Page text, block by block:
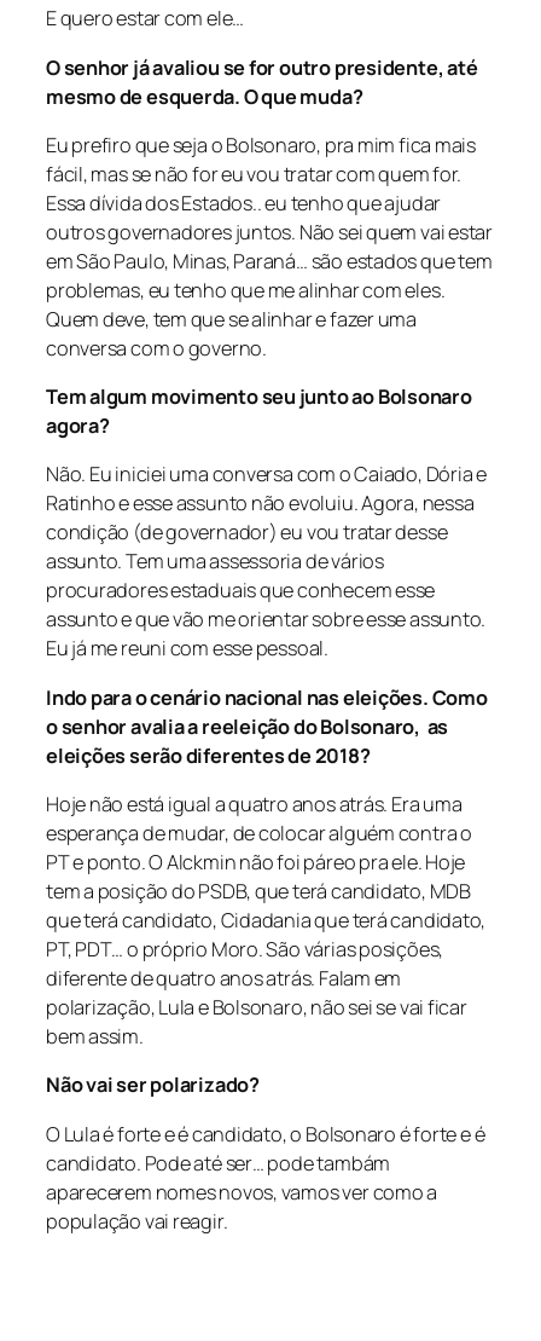
E quero estar com ele…
O senhor já avaliou se for outro presidente, até
mesmo de esquerda. O que muda?
Eu prefiro que seja o Bolsonaro, pra mim fica mais
fácil, mas se não for eu vou tratar com quem for.
Essa dívida dos Estados.. eu tenho que ajudar
outros governadores juntos. Não sei quem vai estar
em São Paulo, Minas, Paraná… são estados que tem
problemas, eu tenho que me alinhar com eles.
Quem deve, tem que se alinhar e fazer uma
conversa com o governo.
Tem algum movimento seu junto ao Bolsonaro
agora?
Não. Eu iniciei uma conversa com o Caiado, Dória e
Ratinho e esse assunto não evoluiu. Agora, nessa
condição (de governador) eu vou tratar desse
assunto. Tem uma assessoria de vários
procuradores estaduais que conhecem esse
assunto e que vão me orientar sobre esse assunto.
Eu já me reuni com esse pessoal.
Indo para o cenário nacional nas eleições. Como
o senhor avalia a reeleição do Bolsonaro, as
eleições serão diferentes de 2018?
Hoje não está igual a quatro anos atrás. Era uma
esperança de mudar, de colocar alguém contra o
PT e ponto. O Alckmin não foi páreo pra ele. Hoje
tem a posição do PSDB, que terá candidato, MDB
que terá candidato, Cidadania que terá candidato,
PT, PDT… o próprio Moro. São várias posições,
diferente de quatro anos atrás. Falam em
polarização, Lula e Bolsonaro, não sei se vai ficar
bem assim.
Não vai ser polarizado?
O Lula é forte e é candidato, o Bolsonaro é forte e é
candidato. Pode até ser… pode tambám
aparecerem nomes novos, vamos ver como a
população vai reagir.